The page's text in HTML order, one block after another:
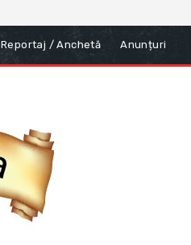
Reportaj / Anchetă Anunțuri